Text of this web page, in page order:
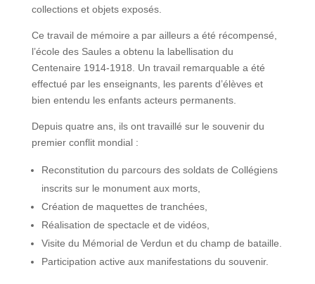
collections et objets exposés.
Ce travail de mémoire a par ailleurs a été récompensé,
l’école des Saules a obtenu la labellisation du
Centenaire 1914-1918. Un travail remarquable a été
effectué par les enseignants, les parents d’élèves et
bien entendu les enfants acteurs permanents.
Depuis quatre ans, ils ont travaillé sur le souvenir du
premier conflit mondial :
Reconstitution du parcours des soldats de Collégiens
inscrits sur le monument aux morts,
Création de maquettes de tranchées,
Réalisation de spectacle et de vidéos,
Visite du Mémorial de Verdun et du champ de bataille.
Participation active aux manifestations du souvenir.